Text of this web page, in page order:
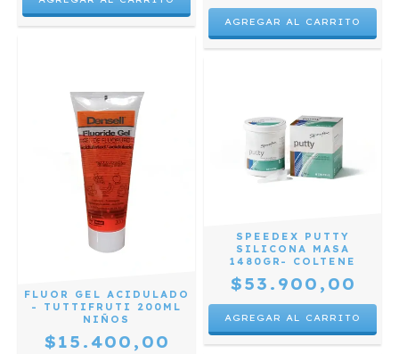
FLUOR GEL ACIDULADO
- TUTTIFRUTI 200ML
NIÑOS
$15.400,00
SPEEDEX PUTTY
SILICONA MASA
1480GR- COLTENE
$53.900,00